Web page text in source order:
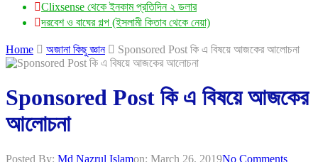
Clixsense থেকে ইনকাম প্রতিদিন ২ ডলার
দরবেশ ও বাঘের গল্প (ইসলামী কিতাব থেকে নেয়া)
Home অজানা কিছু জ্ঞান Sponsored Post কি এ বিষয়ে আজকের আলোচনা
Sponsored Post কি এ বিষয়ে আজকের
আলোচনা
Posted By: Md Nazrul Islamon: March 26, 2019No Comments